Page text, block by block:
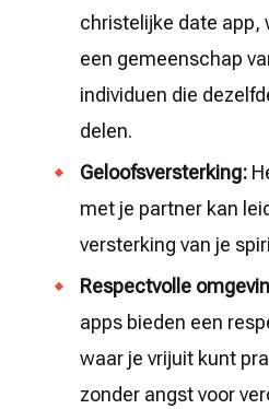
christelijke date app,
een gemeenschap
individuen die
delen.
Geloofsversterking:
met je partner kan
versterking van je
Respectvolle
apps bieden een
waar je vrijuit kunt
zonder angst voor